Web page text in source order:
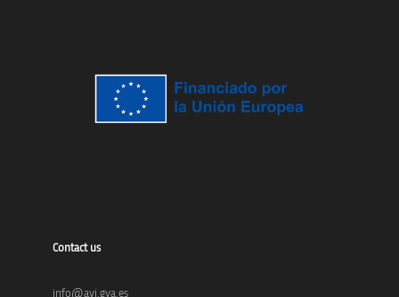
Contact us
info@avi.gva.es